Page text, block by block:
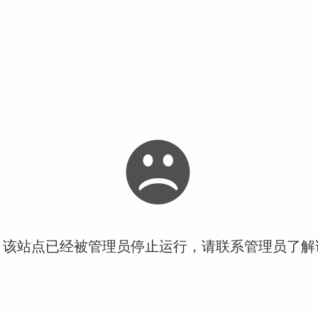
站点已经被管理员停止运行，请联系管理员了